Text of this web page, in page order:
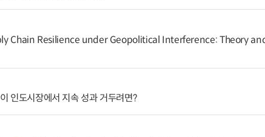
Chain Resilience under Geopolitical Interference: Theory
인도시장에서 지속 성과 거두려면?